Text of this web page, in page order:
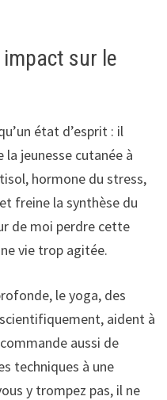
sur le
état d’esprit : il
jeunesse cutanée à
hormone du stress,
freine la synthèse du
de moi perdre cette
vie trop agitée.
le yoga, des
aident à
aussi de
techniques à une
y trompez pas, il ne